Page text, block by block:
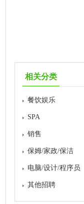
相关分类
餐饮娱乐
SPA
销售
保姆/家政/保洁
电脑/设计/程序员
其他招聘